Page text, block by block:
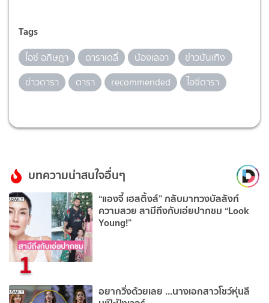
Tags
ไอซ์ อภิษฎา ดาราเดลี่ น้องเลอา
ข่าวบันเทิง
ข่าวดารา
ดารา recommended ไอจีดารา
บทความน่าสนใจอื่นๆ
1
“แองจี้ เฮสติ้งส์” กลับมาทวงบัลลังก์
ความสวย สามีถึงกับเอ่ยปากชม “Look
Young!”
อยากวิ่งด้วยเลย ...นางเอกสาวโชว์หุ่นลี